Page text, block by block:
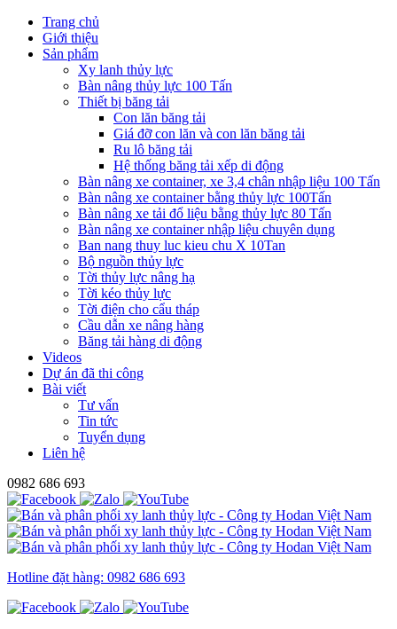
Trang chủ
Giới thiệu
Sản phẩm
Xy lanh thủy lực
Bàn nâng thủy lực 100 Tấn
Thiết bị băng tải
Con lăn băng tải
Giá đỡ con lăn và con lăn băng tải
Ru lô băng tải
Hệ thống băng tải xếp di động
Bàn nâng xe container, xe 3,4 chân nhập liệu 100 Tấn
Bàn nâng xe container bằng thủy lực 100Tấn
Bàn nâng xe tải đổ liệu bằng thủy lực 80 Tấn
Bàn nâng xe container nhập liệu chuyên dụng
Ban nang thuy luc kieu chu X 10Tan
Bộ nguồn thủy lực
Tời thủy lực nâng hạ
Tời kéo thủy lực
Tời điện cho cẩu tháp
Cầu dẫn xe nâng hàng
Băng tải hàng di động
Videos
Dự án đã thi công
Bài viết
Tư vấn
Tin tức
Tuyển dụng
Liên hệ
0982 686 693
Hotline đặt hàng: 0982 686 693